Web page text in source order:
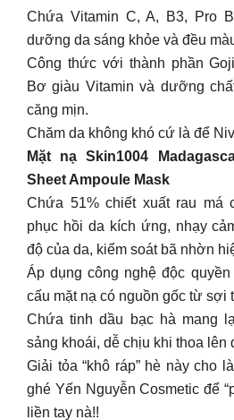
Chứa Vitamin C, A, B3, Pro
dưỡng da sáng khỏe và đều
Công thức với thành phần
Bơ giàu Vitamin và dưỡng
căng mịn.
Chăm da không khó cứ là để
Mặt nạ Skin1004
Sheet Ampoule Mask
Chứa 51% chiết xuất rau má
phục hồi da kích ứng, nhạy
độ của da, kiểm soát bã nhờn
Áp dụng công nghệ độc
cấu mặt nạ có nguồn gốc từ sợi
Chứa tinh dầu bạc hà mang
sảng khoái, dễ chịu khi thoa lên
Giải tỏa “khô ráp” hè này cho
ghé Yến Nguyễn Cosmetic để
liền tay nà!!